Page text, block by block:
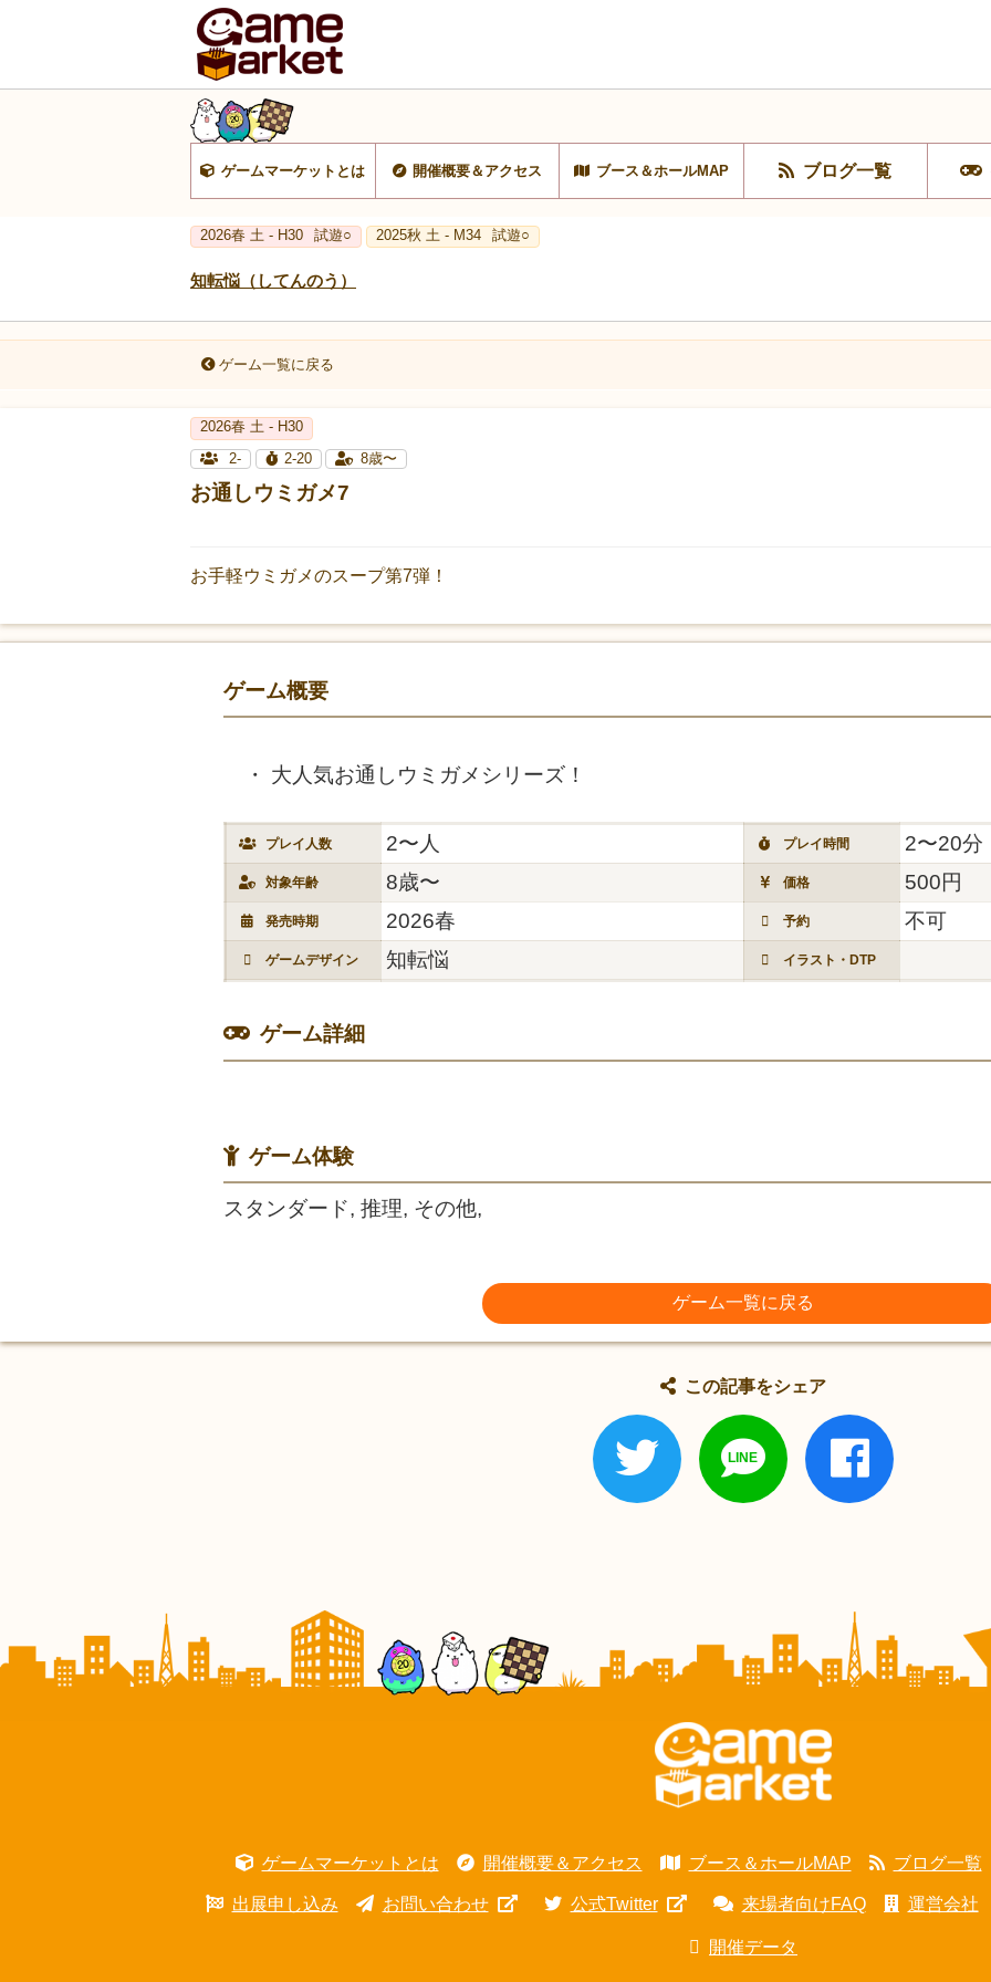
ゲームマーケットとは 開催概要＆アクセス ブース＆ホールMAP ブログ一覧
2026春 土 - H30 試遊○ 2025秋 土 - M34 試遊○
知転悩（してんのう）
ゲーム一覧に戻る
2026春 土 - H30
2-
2-20 8歳〜
お通しウミガメ7
お手軽ウミガメのスープ第7弾！
ゲーム概要
大人気お通しウミガメシリーズ！
プレイ人数 2〜人 プレイ時間 2〜20分
対象年齢 8歳〜 価格 500円
発売時期 2026春 予約 不可
ゲームデザイン 知転悩 イラスト・DTP
ゲーム詳細
ゲーム体験
スタンダード, 推理, その他,
ゲーム一覧に戻る
この記事をシェア
ゲームマーケットとは 開催概要＆アクセス ブース＆ホールMAP ブログ一覧
出展申し込み お問い合わせ 公式Twitter 来場者向けFAQ 運営会社
開催データ